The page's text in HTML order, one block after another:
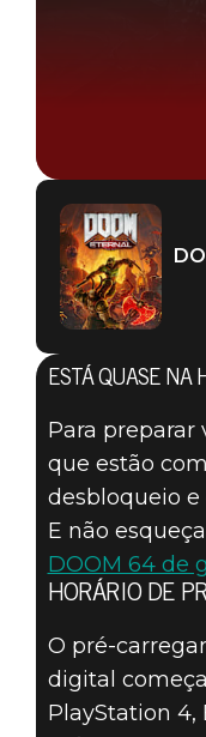
DOOM® Eternal
10 de março de
—
ESTÁ QUASE NA
Para
que estão
desbloqueio e
E não
DOOM 64 de
HORÁRIO DE
O pré-
digital
PlayStation 4,